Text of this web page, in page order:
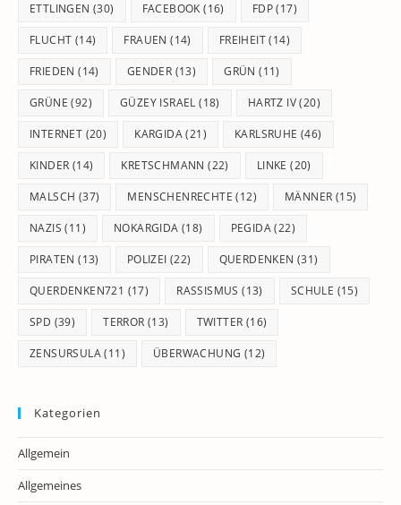
ETTLINGEN (30) FACEBOOK (16) FDP(17)
FLUCHT (14) FRAUEN (14) FREIHEIT(14)
FRIEDEN (14) GENDER (13) GRÜN (11)
GRÜNE (92) GÜZEY ISRAEL (18) HARTZ IV(20)
INTERNET (20) KARGIDA(21) KARLSRUHE (46)
KINDER (14) KRETSCHMANN (22) LINKE (20)
MALSCH (37) MENSCHENRECHTE (12) MÄNNER (15)
NAZIS (11) NOKARGIDA (18) PEGIDA(22)
PIRATEN (13) POLIZEI (22) QUERDENKEN (31)
QUERDENKEN721 (17) RASSISMUS (13) SCHULE (15)
SPD (39) TERROR (13) TWITTER (16)
ZENSURSULA(11) ÜBERWACHUNG (12)
Kategorien
Allgemein
Allgemeines